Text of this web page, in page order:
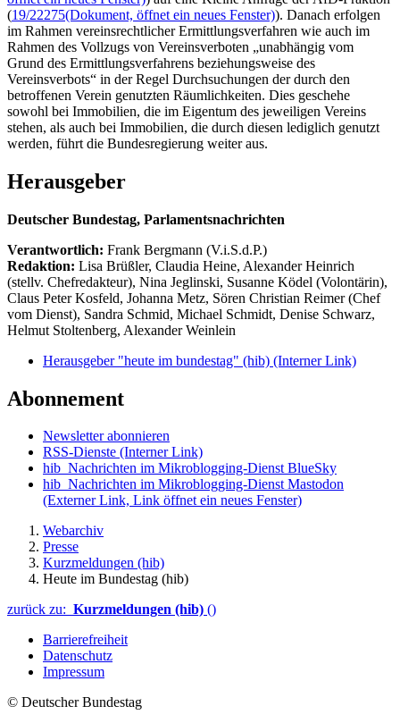
(19/22275(Dokument, öffnet ein neues Fenster)). Danach erfolgen
im Rahmen vereinsrechtlicher Ermittlungsverfahren wie auch im
Rahmen des Vollzugs von Vereinsverboten „unabhängig vom
Grund des Ermittlungsverfahrens beziehungsweise des
Vereinsverbots“ in der Regel Durchsuchungen der durch den
betroffenen Verein genutzten Räumlichkeiten. Dies geschehe
sowohl bei Immobilien, die im Eigentum des jeweiligen Vereins
stehen, als auch bei Immobilien, die durch diesen lediglich genutzt
werden, führt die Bundesregierung weiter aus.
Herausgeber
Deutscher Bundestag, Parlamentsnachrichten
Verantwortlich: Frank Bergmann (V.i.S.d.P.)
Redaktion: Lisa Brüßler, Claudia Heine, Alexander Heinrich
(stellv. Chefredakteur), Nina Jeglinski, Susanne Ködel (Volontärin),
Claus Peter Kosfeld, Johanna Metz, Sören Christian Reimer (Chef
vom Dienst), Sandra Schmid, Michael Schmidt, Denise Schwarz,
Helmut Stoltenberg, Alexander Weinlein
Herausgeber "heute im bundestag" (hib) (Interner Link)
Abonnement
Newsletter abonnieren
RSS-Dienste (Interner Link)
hib_Nachrichten im Mikroblogging-Dienst BlueSky
hib_Nachrichten im Mikroblogging-Dienst Mastodon
(Externer Link, Link öffnet ein neues Fenster)
Webarchiv
Presse
Kurzmeldungen (hib)
Heute im Bundestag (hib)
zurück zu: Kurzmeldungen (hib) ()
Barrierefreiheit
Datenschutz
Impressum
© Deutscher Bundestag